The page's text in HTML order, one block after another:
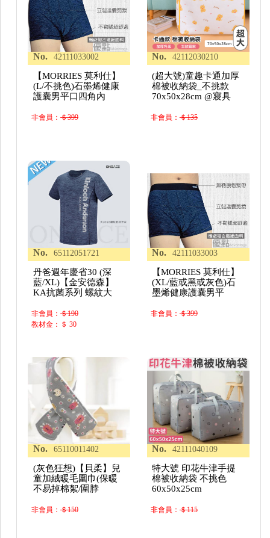
No. 42111033002
【MORRIES 莫利仕】
(L/不挑色)石墨烯健康
護囊男平口四角內
非會員：＄399
No. 42112030210
(超大號)童趣卡通加厚
棉被收納袋_不挑款
70x50x28cm @寢具
非會員：＄135
No. 65112051721
丹爸週年慶省30 (深
藍/XL)【金安德森】
KA抗菌系列 螺紋大
非會員：＄190
教材金：＄ 30
No. 42111033003
【MORRIES 莫利仕】
(XL/藍或黑或灰色)石
墨烯健康護囊男平
非會員：＄399
No. 65110011402
(灰色狂想)【貝柔】兒
童加絨暖毛圍巾(保暖
不易掉棉絮/圍脖
非會員：＄150
No. 42111040109
特大號 印花牛津手提
棉被收納袋 不挑色
60x50x25cm
非會員：＄115